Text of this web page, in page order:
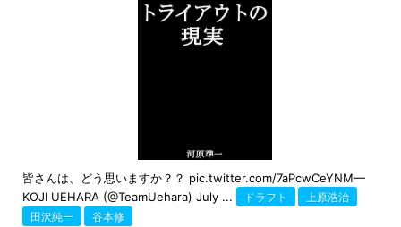
皆さんは、どう思いますか？？ pic.twitter.com/7aPcwCeYNM—
KOJI UEHARA (@TeamUehara) July ...
ドラフト
上原浩治
田沢純一
谷本修